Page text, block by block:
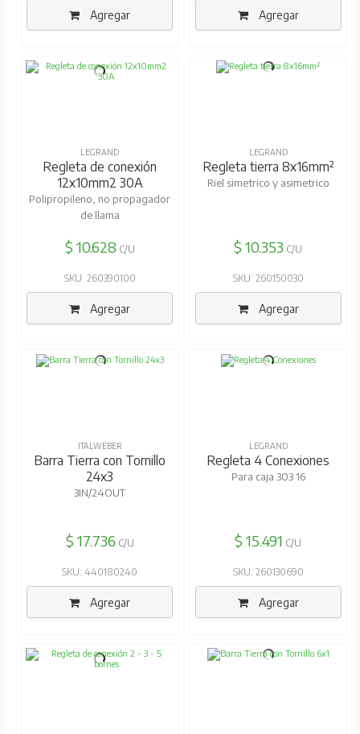
Agregar Agregar
LEGRAND
Regleta de conexión
12x10mm2 30A
Polipropileno, no propagador
de llama
$ 10.628 C/U
SKU: 260390100
Agregar
LEGRAND
Regleta tierra 8x16mm²
Riel simetrico y asimetrico
$ 10.353 C/U
SKU: 260150030
Agregar
ITALWEBER
Barra Tierra con Tornillo
24x3
3IN/24OUT
$ 17.736 C/U
SKU: 440180240
Agregar
LEGRAND
Regleta 4 Conexiones
Para caja 303 16
$ 15.491 C/U
SKU: 260130690
Agregar